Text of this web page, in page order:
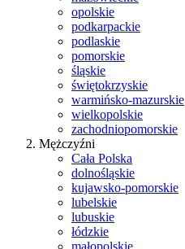
opolskie
podkarpackie
podlaskie
pomorskie
śląskie
świętokrzyskie
warmińsko-mazurskie
wielkopolskie
zachodniopomorskie
Mężczyźni
Cała Polska
dolnośląskie
kujawsko-pomorskie
lubelskie
lubuskie
łódzkie
małopolskie